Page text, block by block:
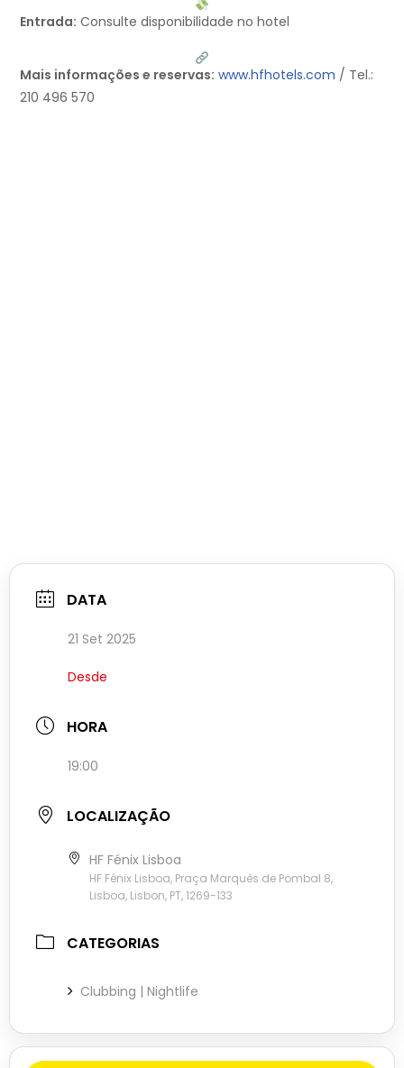
Entrada: Consulte disponibilidade no hotel
Mais informações e reservas: www.hfhotels.com / Tel.:
210 496 570
DATA
21 Set 2025
Desde
HORA
19:00
LOCALIZAÇÃO
HF Fénix Lisboa
HF Fénix Lisboa, Praça Marquês de Pombal 8,
Lisboa, Lisbon, PT, 1269-133
CATEGORIAS
Clubbing | Nightlife